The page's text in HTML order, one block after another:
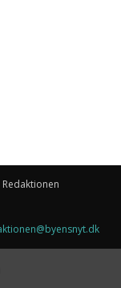
Redaktionen